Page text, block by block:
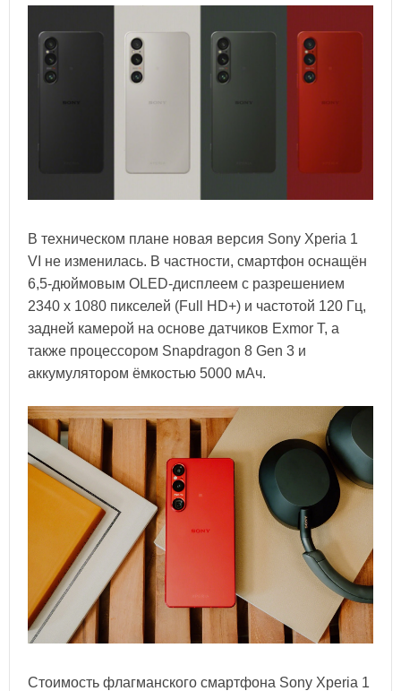
В техническом плане новая версия Sony Xperia 1
VI не изменилась. В частности, смартфон оснащён
6,5-дюймовым OLED-дисплеем с разрешением
2340 x 1080 пикселей (Full HD+) и частотой 120 Гц,
задней камерой на основе датчиков Exmor T, а
также процессором Snapdragon 8 Gen 3 и
аккумулятором ёмкостью 5000 мАч.
Стоимость флагманского смартфона Sony Xperia 1